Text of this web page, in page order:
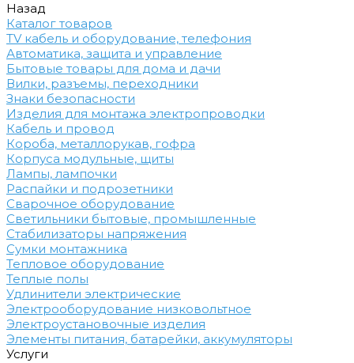
Назад
Каталог товаров
TV кабель и оборудование, телефония
Автоматика, защита и управление
Бытовые товары для дома и дачи
Вилки, разъемы, переходники
Знаки безопасности
Изделия для монтажа электропроводки
Кабель и провод
Короба, металлорукав, гофра
Корпуса модульные, щиты
Лампы, лампочки
Распайки и подрозетники
Сварочное оборудование
Светильники бытовые, промышленные
Стабилизаторы напряжения
Сумки монтажника
Тепловое оборудование
Теплые полы
Удлинители электрические
Электрооборудование низковольтное
Электроустановочные изделия
Элементы питания, батарейки, аккумуляторы
Услуги